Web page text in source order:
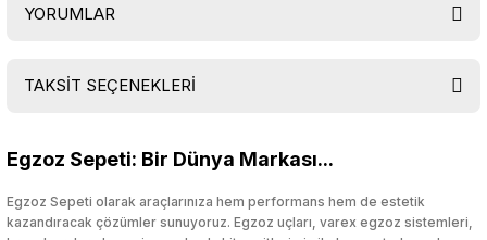
YORUMLAR
TAKSİT SEÇENEKLERİ
Egzoz Sepeti: Bir Dünya Markası...
Egzoz Sepeti olarak araçlarınıza hem performans hem de estetik
kazandıracak çözümler sunuyoruz. Egzoz uçları, varex egzoz sistemleri,